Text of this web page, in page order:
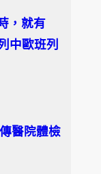
，就有
中歐班列
醫院體檢